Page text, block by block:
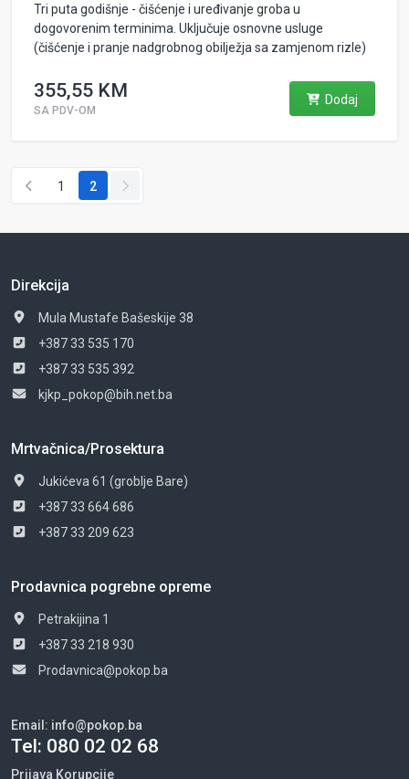
Tri puta godišnje - čišćenje i uređivanje groba u
dogovorenim terminima. Uključuje osnovne usluge
(čišćenje i pranje nadgrobnog obilježja sa zamjenom rizle)
355,55 KM
SA PDV-OM
Dodaj
1 2
Direkcija
Mula Mustafe Bašeskije 38
+387 33 535 170
+387 33 535 392
kjkp_pokop@bih.net.ba
Mrtvačnica/Prosektura
Jukićeva 61 (groblje Bare)
+387 33 664 686
+387 33 209 623
Prodavnica pogrebne opreme
Petrakijina 1
+387 33 218 930
Prodavnica@pokop.ba
Email: info@pokop.ba
Tel: 080 02 02 68
Prijava Korupcije